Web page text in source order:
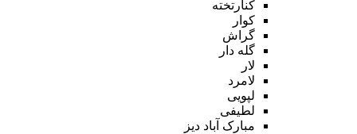
کنارتخته
کوار
گراش
گله دار
لار
لامرد
لپویی
لطیفی
مبارک آباد دیز